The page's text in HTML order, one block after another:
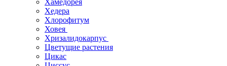
Хамедорея
Хедера
Хлорофитум
Ховея
Хризалидокарпус
Цветущие растения
Цикас